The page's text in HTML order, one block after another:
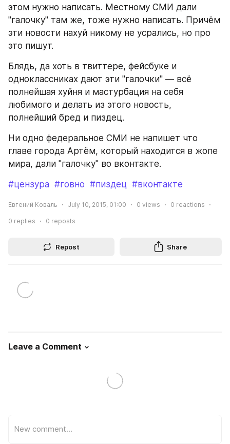
этом нужно написать. Местному СМИ дали
"галочку" там же, тоже нужно написать. Причём
эти новости нахуй никому не усрались, но про
это пишут.
Блядь, да хоть в твиттере, фейсбуке и
одноклассниках дают эти "галочки" — всё
полнейшая хуйня и мастурбация на себя
любимого и делать из этого новость,
полнейший бред и пиздец.
Ни одно федеральное СМИ не напишет что
главе города Артём, который находится в жопе
мира, дали "галочку" во вконтакте.
#цензура #говно #пиздец #вконтакте
Евгений Коваль July 10, 2015, 01:00 0 views 0 reactions
0 replies 0 reposts
Repost Share
Leave a Comment